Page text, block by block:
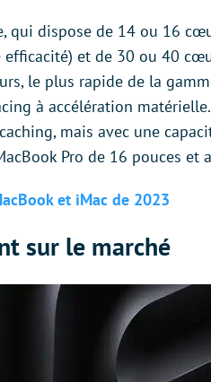
qui dispose de 14 ou 16
et de 30 ou 40
le plus rapide de la
à accélération
mais avec une
Pro de 16 pouces et
et iMac de 2023
sur le marché